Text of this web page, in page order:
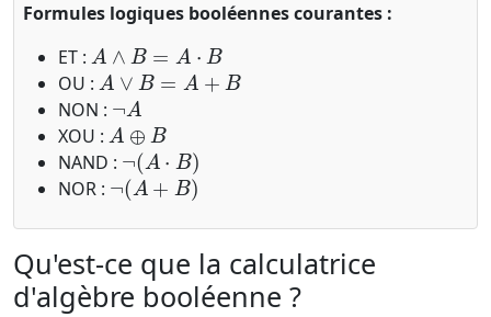
Formules logiques booléennes courantes :
ET :
A =
OU :
A∨B=A+B
NON :
¬A
XOU :
A⊕B
NAND :
¬(A⋅B )
NOR :
¬ A+B)
Qu'est-ce que la calculatrice
d'algèbre booléenne ?